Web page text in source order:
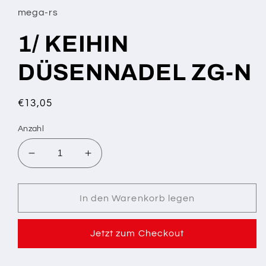
öffnen
mega-rs
1/ KEIHIN
DÜSENNADEL ZG-N
Normaler
€13,05
Anzahl
Verringere
die
Menge
1/
DÜSENNADEL
ZG-
Erhöhe
die
Menge
für
1/
DÜSENNADEL
ZG-
In den Warenkorb legen
Jetzt zum Checkout